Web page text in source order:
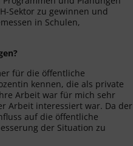
Sektor zu gewinnen und
in Schulen,
für die öffentliche
kennen, die als private
Arbeit war für mich sehr
Arbeit interessiert war. Da der
auf die öffentliche
der Situation zu